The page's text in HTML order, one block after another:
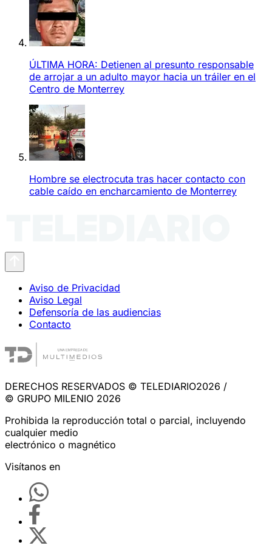
ÚLTIMA HORA: Detienen al presunto responsable
de arrojar a un adulto mayor hacia un tráiler en el
Centro de Monterrey
Hombre se electrocuta tras hacer contacto con
cable caído en encharcamiento de Monterrey
Aviso de Privacidad
Aviso Legal
Defensoría de las audiencias
Contacto
DERECHOS RESERVADOS © TELEDIARIO2026 /
© GRUPO MILENIO 2026
Prohibida la reproducción total o parcial, incluyendo
cualquier medio
electrónico o magnético
Visítanos en